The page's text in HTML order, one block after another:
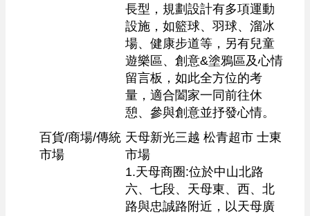
長型，規劃設計有多項運動
設施，如籃球、羽球、溜冰
場、健康步道等，另有兒童
遊樂區、創意&塗鴉區及心情
留言板，如此全方位的考
量，適合闔家一同前往休
憩、參與創意並抒發心情。
百貨/商場/傳統
市場
天母新光三越 松青超市 士東
市場
1.天母商圈:位於中山北路
六、七段、天母東、西、北
路與忠誠路附近，以天母廣